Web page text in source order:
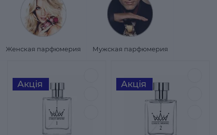
Женская парфюмерия Мужская парфюмерия